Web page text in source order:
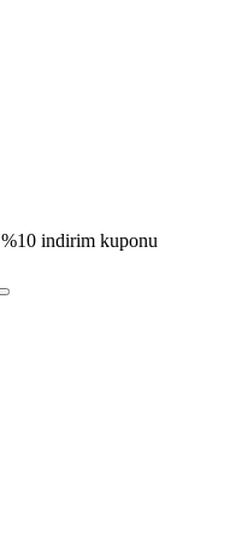
indirim kuponu